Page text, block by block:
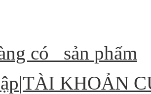
có
sản phẩm
|TÀI KHOẢN